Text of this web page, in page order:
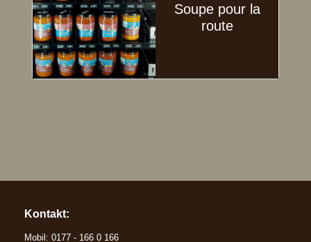
Soupe pour la
route
Kontakt:
Mobil: 0177 - 166 0 166